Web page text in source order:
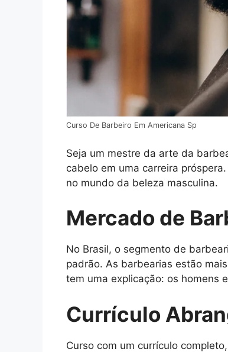
Curso De Barbeiro Em Americana Sp
Seja um mestre da arte da
cabelo em uma carreira
no mundo da beleza masculina.
Mercado de
No Brasil, o segmento de
padrão. As barbearias estão
tem uma explicação: os homens
Currículo
Curso com um currículo